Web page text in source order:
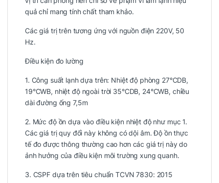
quả chỉ mang tính chất tham khảo.
Các giá trị trên tương ứng với nguồn điện 220V, 50
Hz.
Điều kiện đo lường
1. Công suất lạnh dựa trên: Nhiệt độ phòng 27°CDB,
19°CWB, nhiệt độ ngoài trời 35°CDB, 24°CWB, chiều
dài đường ống 7,5m
2. Mức độ ồn dựa vào điều kiện nhiệt độ như mục 1.
Các giá trị quy đổi này không có dội âm. Độ ồn thực
tế đo được thông thường cao hơn các giá trị này do
ảnh hưởng của điều kiện môi trường xung quanh.
3. CSPF dựa trên tiêu chuẩn TCVN 7830: 2015